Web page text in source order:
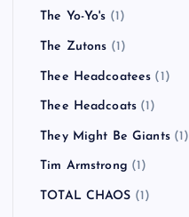
The Yo-Yo's (1)
The Zutons (1)
Thee Headcoatees (1)
Thee Headcoats (1)
They Might Be Giants(1)
Tim Armstrong (1)
TOTAL CHAOS (1)